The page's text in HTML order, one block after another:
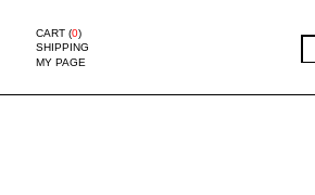
CART (0)
SHIPPING
MY PAGE